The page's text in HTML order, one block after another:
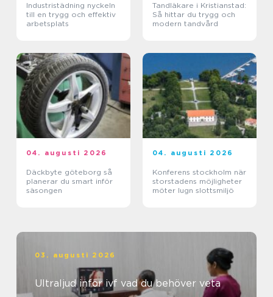
Industristädning nyckeln
till en trygg och effektiv
arbetsplats
Tandläkare i Kristianstad:
Så hittar du trygg och
modern tandvård
04. augusti 2026
Däckbyte göteborg så
planerar du smart inför
säsongen
04. augusti 2026
Konferens stockholm när
storstadens möjligheter
möter lugn slottsmiljö
03. augusti 2026
Ultraljud inför ivf vad du behöver veta